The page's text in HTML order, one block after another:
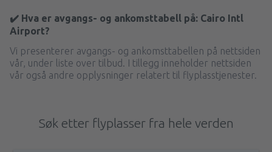
✔️ Hva er avgangs- og ankomsttabell på: Cairo Intl
Airport?
Vi presenterer avgangs- og ankomsttabellen på nettsiden
vår, under liste over tilbud. I tillegg inneholder nettsiden
vår også andre opplysninger relatert til flyplasstjenester.
Søk etter flyplasser fra hele verden